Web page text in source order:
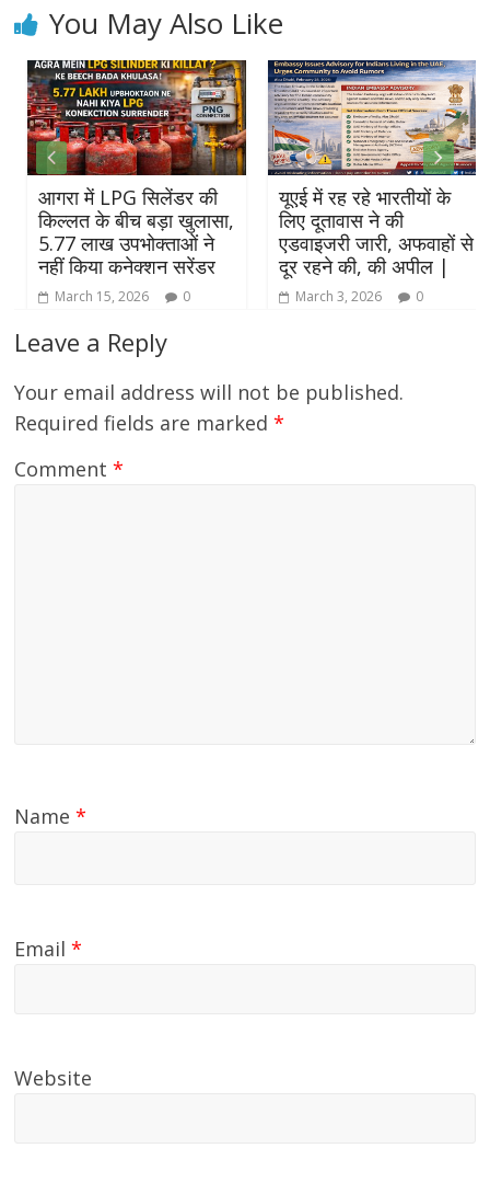
You May Also Like
आगरा में LPG सिलेंडर की
किल्लत के बीच बड़ा खुलासा,
5.77 लाख उपभोक्ताओं ने
नहीं किया कनेक्शन सरेंडर
March 15, 2026 0
यूएई में रह रहे भारतीयों के
लिए दूतावास ने की
एडवाइजरी जारी, अफवाहों से
दूर रहने की, की अपील |
March 3, 2026 0
Leave a Reply
Your email address will not be published.
Required fields are marked*
Comment*
Name*
Email*
Website